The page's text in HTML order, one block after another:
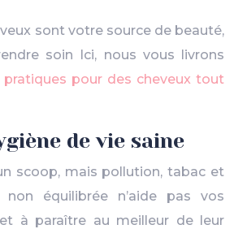
sont votre source de beauté,
soin Ici, nous vous livrons
pratiques pour des cheveux tout
de vie saine
scoop, mais pollution, tabac et
non équilibrée n’aide pas vos
à paraître au meilleur de leur